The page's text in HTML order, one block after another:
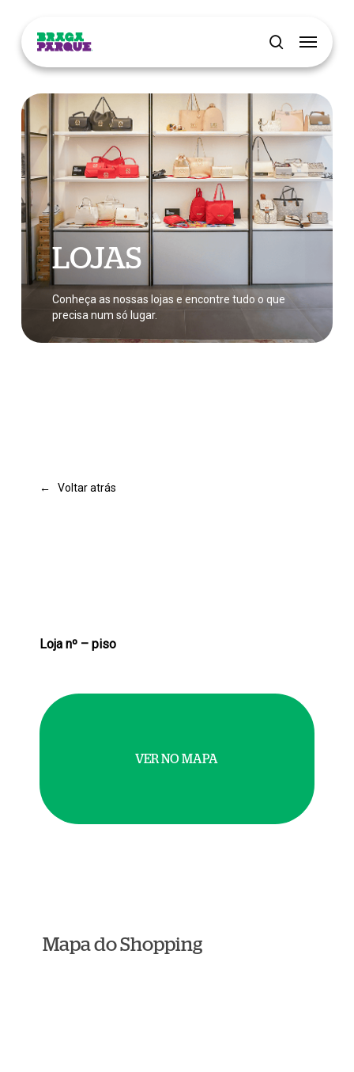
main
content
pesquisar
Menu
LOJAS
Conheça as nossas lojas e encontre tudo o que
precisa num só lugar.
← Voltar atrás
Loja nº – piso
VER NO MAPA
Mapa do Shopping